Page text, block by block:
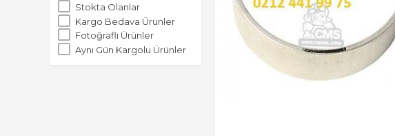
Stokta Olanlar
Kargo Bedava Ürünler
Fotoğraflı Ürünler
Aynı Gün Kargolu Ürünler